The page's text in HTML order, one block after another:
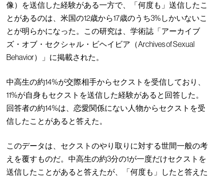
像）を送信した経験がある一方で、「何度も」送信したこ
とがあるのは、米国の12歳から17歳のうち3%しかいないこ
とが明らかになった。この研究は、学術誌「アーカイブ
ズ・オブ・セクシャル・ビヘイビア（Archives of Sexual
Behavior）」に掲載された。
中高生の約14%が交際相手からセクストを受信しており、
11%が自身もセクストを送信した経験があると回答した。
回答者の約14%は、恋愛関係にない人物からセクストを受
信したことがあると答えた。
このデータは、セクストのやり取りに対する世間一般の考
えを覆すものだ。中高生の約3分の1が一度だけセクストを
送信したことがあると答えたが、「何度も」したと答えた